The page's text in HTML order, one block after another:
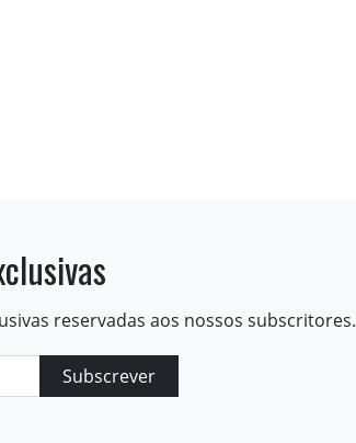
reservadas aos nossos subscritores.
Subscrever